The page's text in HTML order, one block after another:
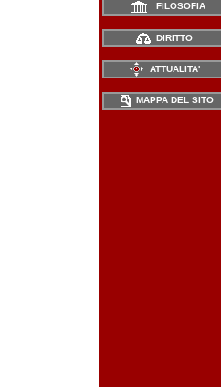
FILOSOFIA
DIRITTO
ATTUALITA'
MAPPA DEL SITO